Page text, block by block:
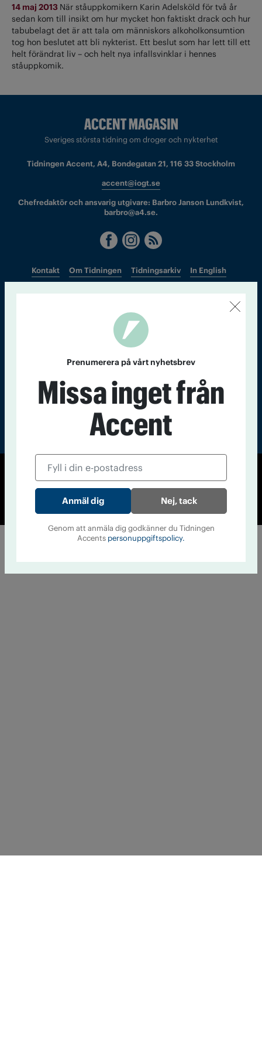
14 maj 2013 När ståuppkomikern Karin Adelsköld för två år
sedan kom till insikt om hur mycket hon faktiskt drack och hur
tabubelagt det är att tala om människors alkoholkonsumtion
tog hon beslutet att bli nykterist. Ett beslut som har lett till ett
helt förändrat liv – och helt nya infallsvinklar i hennes
ståuppkomik.
Sveriges största tidning om droger och nykterhet
Tidningen Accent, A4, Bondegatan 21, 116 33 Stockholm
accent@iogt.se
Chefredaktör och ansvarig utgivare: Barbro Janson Lundkvist,
barbro@a4.se.
Kontakt Om Tidningen Tidningsarkiv In English
© Tidningen Accent 2026
Cookiepolicy
Personuppgiftspolicy
Prenumerera på vårt nyhetsbrev
Missa inget från
Accent
Nej, tack
Genom att anmäla dig godkänner du Tidningen
Accents personuppgiftspolicy.